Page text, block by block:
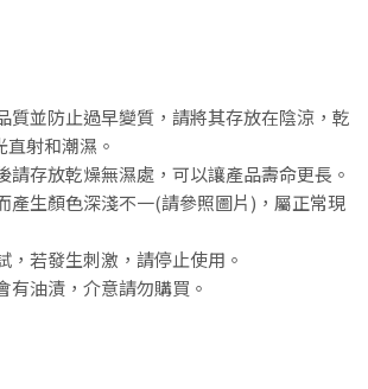
質並防止過早變質，請將其存放在陰涼，乾
射和潮濕。
請存放乾燥無濕處，可以讓產品壽命更長。
產生顏色深淺不一(請參照圖片)，屬正常現
，若發生刺激，請停止使用。
有油漬，介意請勿購買。